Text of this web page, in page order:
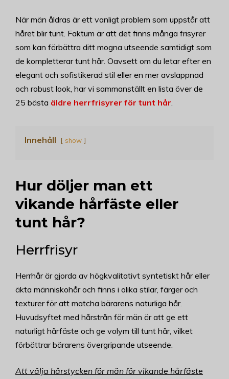
När män åldras är ett vanligt problem som uppstår att
håret blir tunt. Faktum är att det finns många frisyrer
som kan förbättra ditt mogna utseende samtidigt som
de kompletterar tunt hår. Oavsett om du letar efter en
elegant och sofistikerad stil eller en mer avslappnad
och robust look, har vi sammanställt en lista över de
25 bästa äldre herrfrisyrer för tunt hår.
Innehåll show
Hur döljer man ett
vikande hårfäste eller
tunt hår?
Herrfrisyr
Herrhår är gjorda av högkvalitativt syntetiskt hår eller
äkta människohår och finns i olika stilar, färger och
texturer för att matcha bärarens naturliga hår.
Huvudsyftet med hårstrån för män är att ge ett
naturligt hårfäste och ge volym till tunt hår, vilket
förbättrar bärarens övergripande utseende.
Att välja hårstycken för män för vikande hårfäste